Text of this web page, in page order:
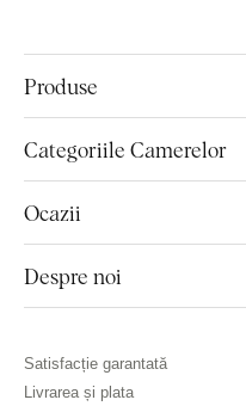
Produse
Categoriile Camerelor
Ocazii
Despre noi
Satisfacție garantată
Livrarea și plata